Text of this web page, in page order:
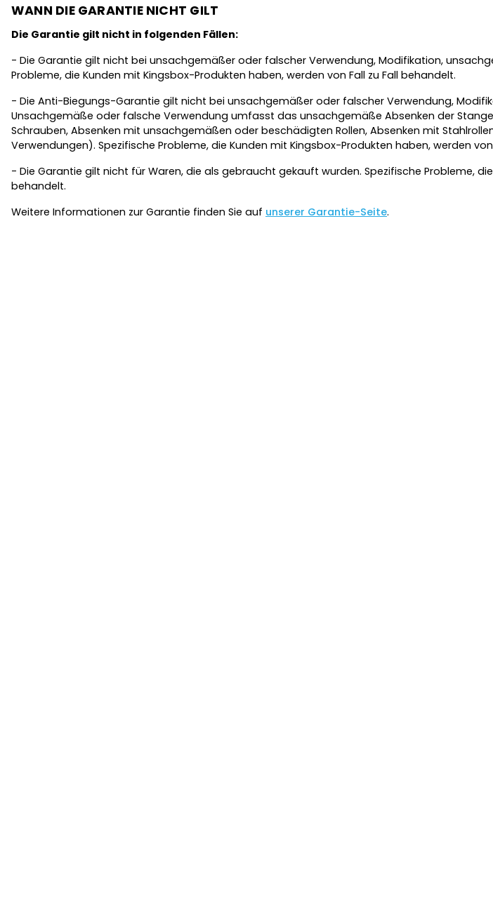
WANN DIE GARANTIE NICHT GILT
Die Garantie gilt nicht in folgenden Fällen:
- Die Garantie gilt nicht bei unsachgemäßer oder falscher Verwendung, Modifikation,
Probleme, die Kunden mit Kingsbox-Produkten haben, werden von Fall zu Fall behandelt.
- Die Anti-Biegungs-Garantie gilt nicht bei unsachgemäßer oder falscher Verwendung,
Unsachgemäße oder falsche Verwendung umfasst das unsachgemäße Absenken der
Schrauben, Absenken mit unsachgemäßen oder beschädigten Rollen, Absenken mit
Verwendungen). Spezifische Probleme, die Kunden mit Kingsbox-Produkten haben, werden
- Die Garantie gilt nicht für Waren, die als gebraucht gekauft wurden. Spezifische Probleme,
behandelt.
Weitere Informationen zur Garantie finden Sie auf unserer Garantie-Seite.